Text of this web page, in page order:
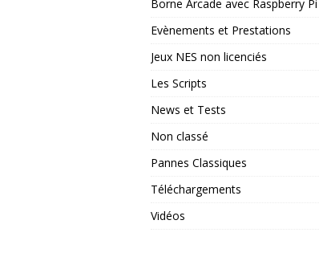
Borne Arcade avec Raspberry Pi
Evènements et Prestations
Jeux NES non licenciés
Les Scripts
News et Tests
Non classé
Pannes Classiques
Téléchargements
Vidéos